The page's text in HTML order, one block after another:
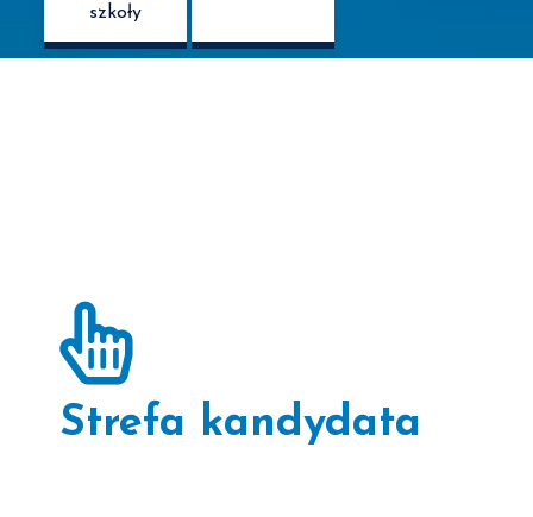
szkoły
Strefa kandydata